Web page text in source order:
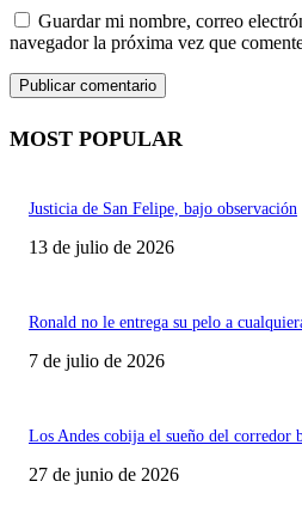
Guardar mi nombre, correo
navegador la próxima vez que
MOST POPULAR
Justicia de San Felipe, bajo observación
13 de julio de 2026
Ronald no le entrega su pelo a
7 de julio de 2026
Los Andes cobija el sueño del corredor
27 de junio de 2026